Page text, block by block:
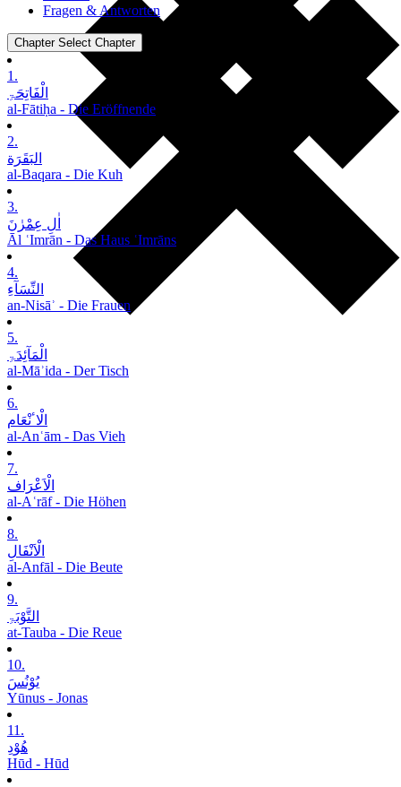
Fragen & Antworten
Chapter Select Chapter
1.
الْفَاتِحَۃِ
al-Fātiḥa - Die Eröffnende
2.
البَقَرَة
al-Baqara - Die Kuh
3.
اٰلِ عِمْرٰنَ
Āl ʿImrān - Das Haus ʿImrāns
4.
النِّسَآءِ
an-Nisāʾ - Die Frauen
5.
الْمَآئِدَۃِ
al-Māʾida - Der Tisch
6.
الْاٴنْعَام
al-Anʿām - Das Vieh
7.
الْاَعْرَاف
al-Aʿrāf - Die Höhen
8.
الْاَنْفَالِ
al-Anfāl - Die Beute
9.
التَّوْبَۃِ
at-Tauba - Die Reue
10.
یُوْنُسَ
Yūnus - Jonas
11.
ھُوْدِ
Hūd - Hūd